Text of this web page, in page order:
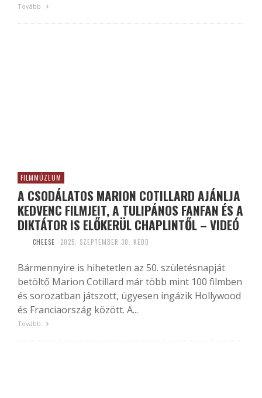
Tovább
FILMMÚZEUM
A CSODÁLATOS MARION COTILLARD AJÁNLJA
KEDVENC FILMJEIT, A TULIPÁNOS FANFAN ÉS A
DIKTÁTOR IS ELŐKERÜL CHAPLINTŐL – VIDEÓ
CHEESE 2025. SZEPTEMBER 30. KEDD
Bármennyire is hihetetlen az 50. születésnapját
betöltő Marion Cotillard már több mint 100 filmben
és sorozatban játszott, ügyesen ingázik Hollywood
és Franciaország között. A...
Tovább